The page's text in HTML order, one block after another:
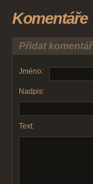
Komentáře
Přidat komentář
Jméno:
Nadpis:
Text: